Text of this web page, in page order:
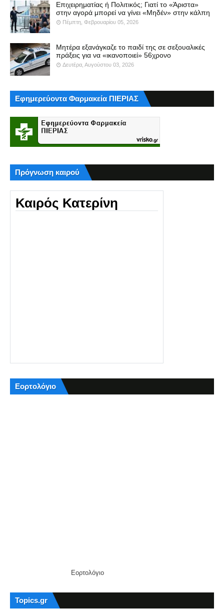
Επιχειρηματίας ή Πολιτικός; Γιατί το «Άριστα»
στην αγορά μπορεί να γίνει «Μηδέν» στην κάλπη
Πέμπτη, Φεβρουαρίου 05, 2026
Μητέρα εξανάγκαζε το παιδί της σε σεξουαλικές
πράξεις για να «ικανοποιεί» 56χρονο
Δευτέρα, Αυγούστου 03, 2026
Εφημερεύοντα Φαρμακεία ΠΙΕΡΙΑΣ
Πρόγνωση καιρού
Καιρός Κατερίνη
Εορτολόγιο
Εορτολόγιο
Topics.gr